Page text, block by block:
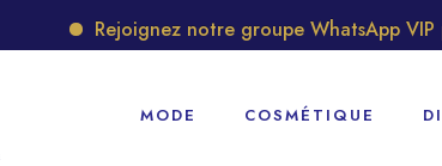
Rejoignez notre groupe WhatsApp VIP pour
MODE COSMÉTIQUE